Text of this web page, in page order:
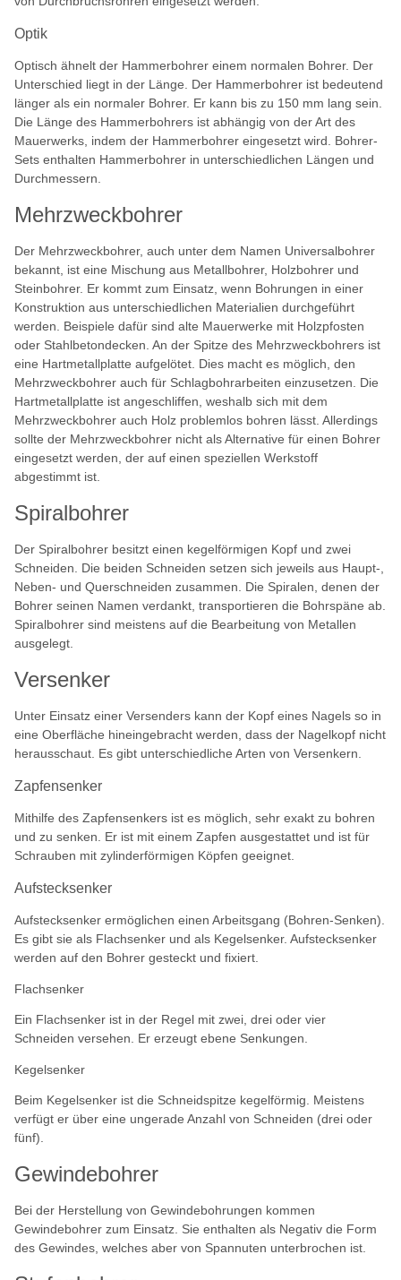
Optik
Optisch ähnelt der Hammerbohrer einem normalen Bohrer. Der
Unterschied liegt in der Länge. Der Hammerbohrer ist bedeutend
länger als ein normaler Bohrer. Er kann bis zu 150 mm lang sein.
Die Länge des Hammerbohrers ist abhängig von der Art des
Mauerwerks, indem der Hammerbohrer eingesetzt wird. Bohrer-
Sets enthalten Hammerbohrer in unterschiedlichen Längen und
Durchmessern.
Mehrzweckbohrer
Der Mehrzweckbohrer, auch unter dem Namen Universalbohrer
bekannt, ist eine Mischung aus Metallbohrer, Holzbohrer und
Steinbohrer. Er kommt zum Einsatz, wenn Bohrungen in einer
Konstruktion aus unterschiedlichen Materialien durchgeführt
werden. Beispiele dafür sind alte Mauerwerke mit Holzpfosten
oder Stahlbetondecken. An der Spitze des Mehrzweckbohrers ist
eine Hartmetallplatte aufgelötet. Dies macht es möglich, den
Mehrzweckbohrer auch für Schlagbohrarbeiten einzusetzen. Die
Hartmetallplatte ist angeschliffen, weshalb sich mit dem
Mehrzweckbohrer auch Holz problemlos bohren lässt. Allerdings
sollte der Mehrzweckbohrer nicht als Alternative für einen Bohrer
eingesetzt werden, der auf einen speziellen Werkstoff
abgestimmt ist.
Spiralbohrer
Der Spiralbohrer besitzt einen kegelförmigen Kopf und zwei
Schneiden. Die beiden Schneiden setzen sich jeweils aus Haupt-,
Neben- und Querschneiden zusammen. Die Spiralen, denen der
Bohrer seinen Namen verdankt, transportieren die Bohrspäne ab.
Spiralbohrer sind meistens auf die Bearbeitung von Metallen
ausgelegt.
Versenker
Unter Einsatz einer Versenders kann der Kopf eines Nagels so in
eine Oberfläche hineingebracht werden, dass der Nagelkopf nicht
herausschaut. Es gibt unterschiedliche Arten von Versenkern.
Zapfensenker
Mithilfe des Zapfensenkers ist es möglich, sehr exakt zu bohren
und zu senken. Er ist mit einem Zapfen ausgestattet und ist für
Schrauben mit zylinderförmigen Köpfen geeignet.
Aufstecksenker
Aufstecksenker ermöglichen einen Arbeitsgang (Bohren-Senken).
Es gibt sie als Flachsenker und als Kegelsenker. Aufstecksenker
werden auf den Bohrer gesteckt und fixiert.
Flachsenker
Ein Flachsenker ist in der Regel mit zwei, drei oder vier
Schneiden versehen. Er erzeugt ebene Senkungen.
Kegelsenker
Beim Kegelsenker ist die Schneidspitze kegelförmig. Meistens
verfügt er über eine ungerade Anzahl von Schneiden (drei oder
fünf).
Gewindebohrer
Bei der Herstellung von Gewindebohrungen kommen
Gewindebohrer zum Einsatz. Sie enthalten als Negativ die Form
des Gewindes, welches aber von Spannuten unterbrochen ist.